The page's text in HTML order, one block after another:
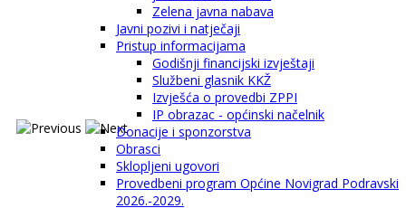
Zelena javna nabava
Javni pozivi i natječaji
Pristup informacijama
Godišnji financijski izvještaji
Službeni glasnik KKŽ
Izvješća o provedbi ZPPI
IP obrazac - općinski načelnik
Donacije i sponzorstva
Obrasci
Sklopljeni ugovori
Provedbeni program Općine Novigrad Podravski
2026.-2029.